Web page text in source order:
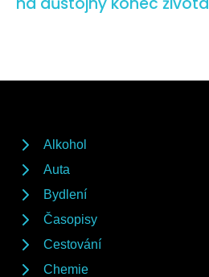
Alkohol
Auta
Bydlení
Časopisy
Cestování
Chemie